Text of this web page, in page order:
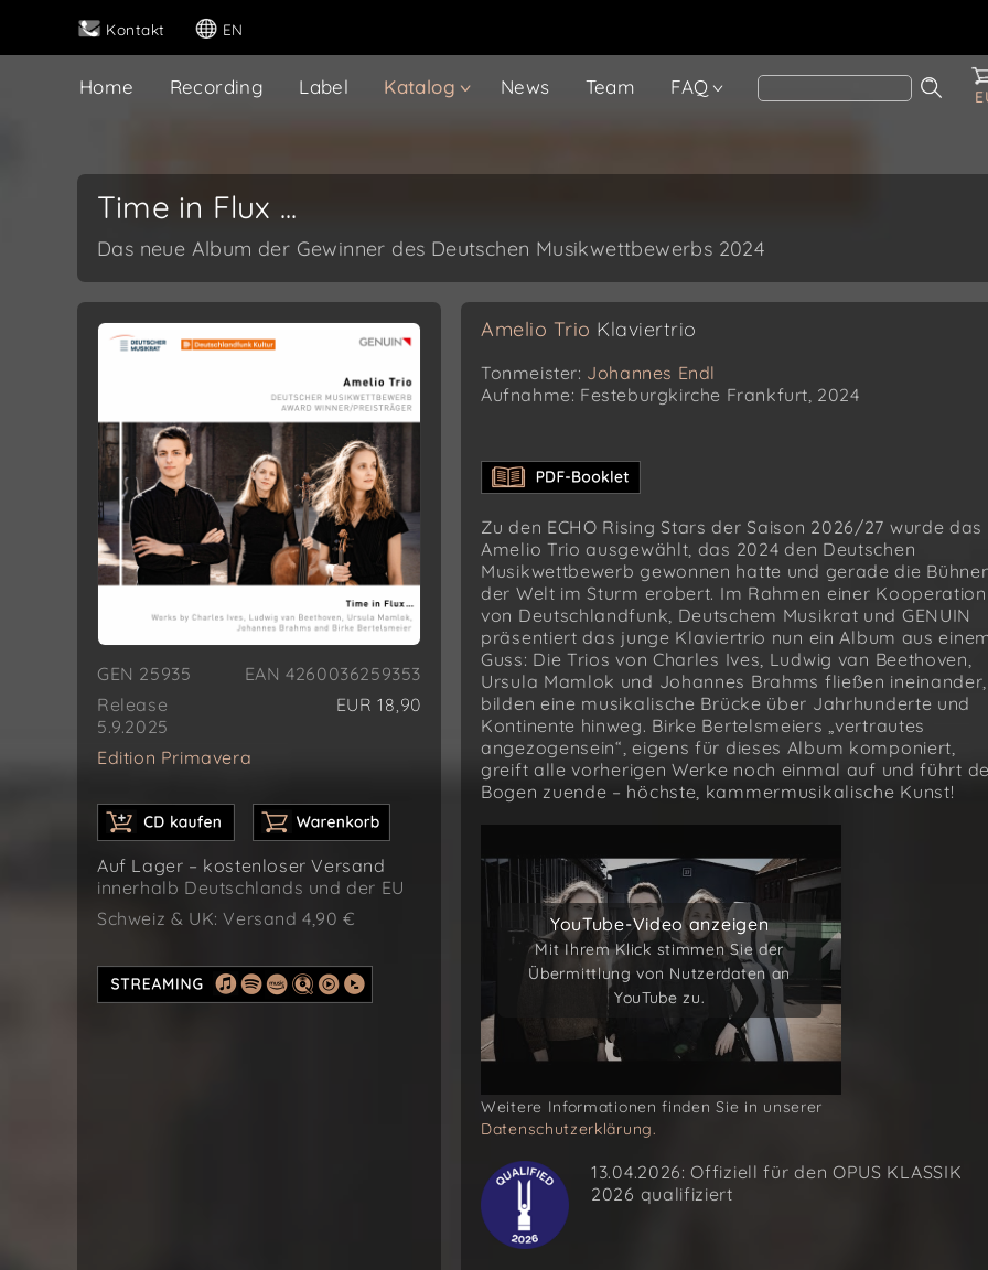
Kontakt EN
Home Recording Label Katalog News Team FAQ
Time in Flux ...
Das neue Album der Gewinner des Deutschen Musikwettbewerbs 2024
GEN 25935
EAN 4260036259353
Release
5.9.2025
EUR 18,90
Edition Primavera
Auf Lager – kostenloser Versand
innerhalb Deutschlands und der EU
Schweiz & UK: Versand 4,90 €
Amelio Trio Klaviertrio
Tonmeister: Johannes Endl
Aufnahme: Festeburgkirche Frankfurt, 2024
Zu den ECHO Rising Stars der Saison 2026/27 wurde das
Amelio Trio ausgewählt, das 2024 den Deutschen
Musikwettbewerb gewonnen hatte und gerade die
der Welt im Sturm erobert. Im Rahmen einer Kooperation
von Deutschlandfunk, Deutschem Musikrat und GENUIN
präsentiert das junge Klaviertrio nun ein Album aus
Guss: Die Trios von Charles Ives, Ludwig van Beethoven,
Ursula Mamlok und Johannes Brahms fließen ineinander,
bilden eine musikalische Brücke über Jahrhunderte und
Kontinente hinweg. Birke Bertelsmeiers „vertrautes
angezogensein“, eigens für dieses Album komponiert,
greift alle vorherigen Werke noch einmal auf und führt
Bogen zuende – höchste, kammermusikalische Kunst!
YouTube-Video anzeigen
Mit Ihrem Klick stimmen Sie der
Übermittlung von Nutzerdaten an
YouTube zu.
YouTube-Video anzeigen
Mit Ihrem Klick stimmen Sie der
Übermittlung von Nutzerdaten an
YouTube zu.
Weitere Informationen finden Sie in unserer
Datenschutzerklärung.
13.04.2026: Offiziell für den OPUS KLASSIK
2026 qualifiziert